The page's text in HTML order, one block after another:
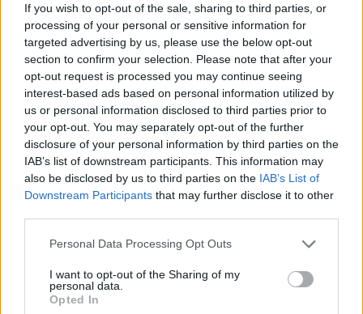
If you wish to opt-out of the sale, sharing to third parties, or
processing of your personal or sensitive information for
targeted advertising by us, please use the below opt-out
section to confirm your selection. Please note that after your
opt-out request is processed you may continue seeing
interest-based ads based on personal information utilized by
us or personal information disclosed to third parties prior to
your opt-out. You may separately opt-out of the further
disclosure of your personal information by third parties on the
IAB’s list of downstream participants. This information may
also be disclosed by us to third parties on the IAB’s List of
Downstream Participants that may further disclose it to other
Personal Data Processing Opt Outs
I want to opt-out of the Sharing of my
personal data.
Opted In
Spielaccount besitzt, bitte registriere Dich neu.
Wir freuen uns auf Deinen nächsten Besuch in
unserem Forum!„Zum Spiel“
Thema: Feedback & Gesprächsrunde zum Event ''Sandkasten-Pasch-Royal II''
17 September 2024
Magitta7070
Beiträge:
141.229 Zustimmungen: 630.636 Punkte für Erfolge:
6.000
17 September 2024
dummydummy
Lebende Forenlegende
5.436 Zustimmungen:
tanni71
popant